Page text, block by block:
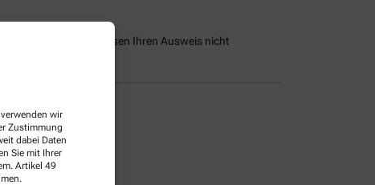
wir
Zustimmung
dabei Daten
Sie mit Ihrer
Artikel 49
und Sie müssen Ihren Ausweis nicht